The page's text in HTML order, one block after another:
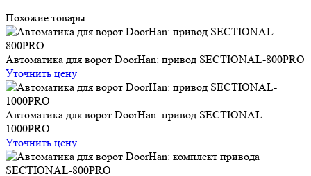
Похожие товары
Автоматика для ворот DoorHan: привод SECTIONAL-800PRO
Уточнить цену
Автоматика для ворот DoorHan: привод SECTIONAL-
1000PRO
Уточнить цену